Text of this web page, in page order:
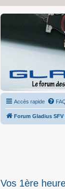
Accès rapide
Forum Gladius SFV
Vos 1ère